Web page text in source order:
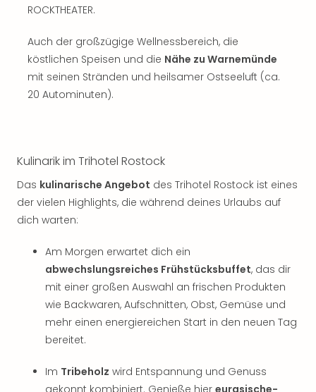
ROCKTHEATER.
Auch der großzügige Wellnessbereich, die
köstlichen Speisen und die Nähe zu Warnemünde
mit seinen Stränden und heilsamer Ostseeluft (ca.
20 Autominuten).
Kulinarik im Trihotel Rostock
Das kulinarische Angebot des Trihotel Rostock ist eines
der vielen Highlights, die während deines Urlaubs auf
dich warten:
Am Morgen erwartet dich ein
abwechslungsreiches Frühstücksbuffet, das dir
mit einer großen Auswahl an frischen Produkten
wie Backwaren, Aufschnitten, Obst, Gemüse und
mehr einen energiereichen Start in den neuen Tag
bereitet.
Im Tribeholz wird Entspannung und Genuss
gekonnt kombiniert. Genieße hier eurasische-